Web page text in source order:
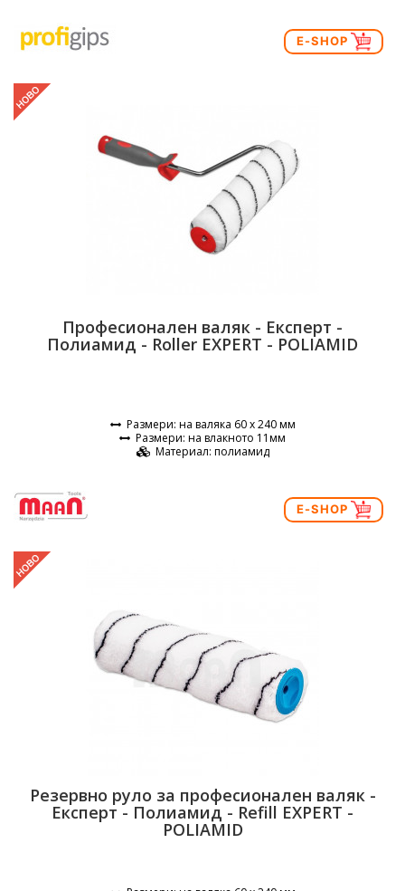
E-SHOP
Професионален валяк - Експерт -
Полиамид - Roller EXPERT - POLIAMID
Размери: на валяка 60 х 240 мм
Размери: на влакното 11мм
Материал: полиамид
E-SHOP
Резервно руло за професионален валяк -
Експерт - Полиамид - Refill EXPERT -
POLIAMID